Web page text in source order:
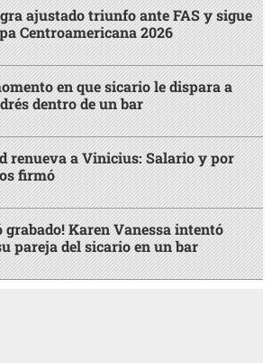
ajustado triunfo ante FAS y sigue
Centroamericana 2026
en que sicario le dispara a
dentro de un bar
renueva a Vinicius: Salario y por
firmó
grabado! Karen Vanessa intentó
pareja del sicario en un bar